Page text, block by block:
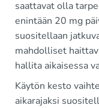
saattavat olla
enintään 20 mg
suositellaan
mahdolliset
hallita aikaisessa
Käytön kesto
aikarajaksi